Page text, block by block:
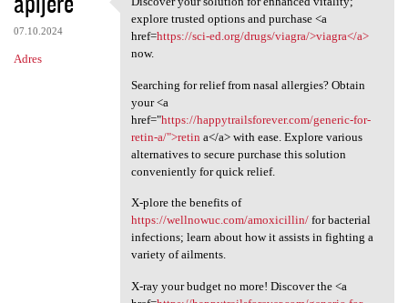
07.10.2024
Adres
Discover your solution for
explore trusted options and purchase <a
href=https://sci-ed.org/drugs/viagra/>viagra</a>
now.
Searching for relief from nasal allergies? Obtain
your <a
href="https://happytrailsforever.com/generic-for-
retin-a/">retin a</a> with ease. Explore various
alternatives to secure purchase this solution
conveniently for quick relief.
X-plore the benefits of
https://wellnowuc.com/amoxicillin/for bacterial
infections; learn about how it assists in fighting a
variety of ailments.
X-ray your budget no more! Discover the <a